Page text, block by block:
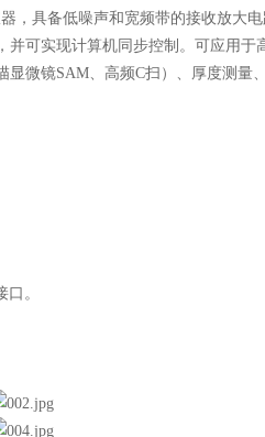
，具备低噪声和宽频带的接收放大
可实现计算机同步控制。可应用
微镜SAM、高频C扫）、厚度测量
。